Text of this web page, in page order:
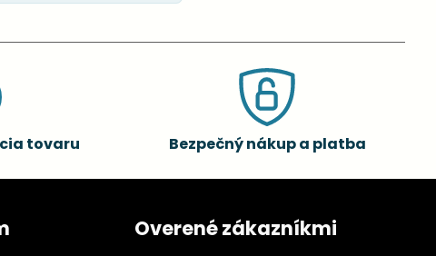
tovaru Bezpečný nákup a platba
Overené zákazníkmi